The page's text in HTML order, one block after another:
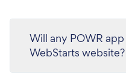
Will any POWR
WebStarts website?